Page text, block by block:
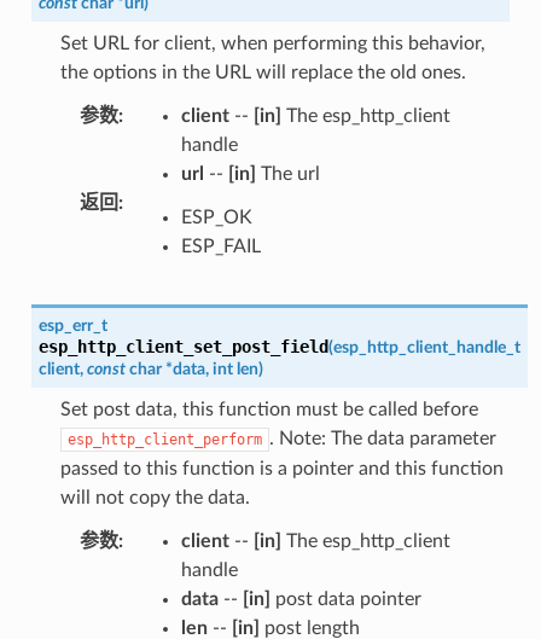
Set URL for client, when performing this behavior,
the options in the URL will replace the old ones.
参数: client-- [in] The esp_http_client
handle
url -- [in] The url
返回 :
ESP_OK
ESP_FAIL
esp_err_t
esp_http_client_set_post_field(esp_http_client_handle_t
client, const char *data, int len)
Set post data, this function must be called before
esp_http_client_perform . Note: The data parameter
passed to this function is a pointer and this function
will not copy the data.
参数: client-- [in] The esp_http_client
handle
data-- [in]
post data pointer
len-- [in]
post length